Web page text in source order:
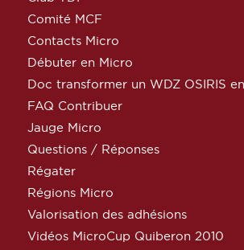
Comité MCF
Contacts Micro
Débuter en Micro
Doc transformer un WDZ OSIRIS
FAQ Contribuer
Jauge Micro
Questions / Réponses
Régater
Régions Micro
Valorisation des adhésions
Vidéos MicroCup Quiberon 2010